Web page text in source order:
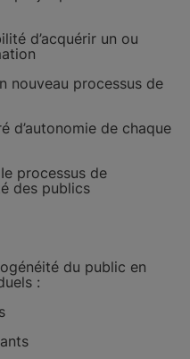
d’acquérir un ou
nouveau processus de
d’autonomie de chaque
processus de
des publics
du public en
: